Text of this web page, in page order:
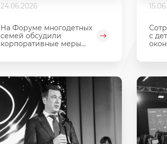
24.06.2026
На Форуме многодетных
семей обсудили
корпоративные меры...
с